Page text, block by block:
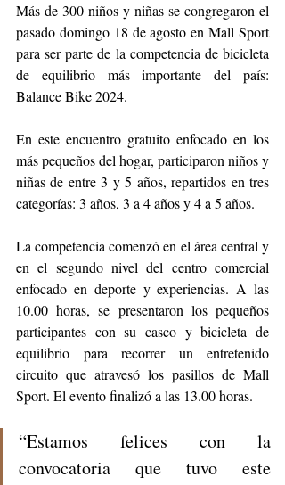
Más de 300 niños y niñas se congregaron el
pasado domingo 18 de agosto en Mall Sport
para ser parte de la competencia de bicicleta
de equilibrio más importante del país:
Balance Bike 2024.
En este encuentro gratuito enfocado en los
más pequeños del hogar, participaron niños y
niñas de entre 3 y 5 años, repartidos en tres
categorías: 3 años, 3 a 4 años y 4 a 5 años.
La competencia comenzó en el área central y
en el segundo nivel del centro comercial
enfocado en deporte y experiencias. A las
10.00 horas, se presentaron los pequeños
participantes con su casco y bicicleta de
equilibrio para recorrer un entretenido
circuito que atravesó los pasillos de Mall
Sport. El evento finalizó a las 13.00 horas.
“Estamos felices con la
convocatoria que tuvo este